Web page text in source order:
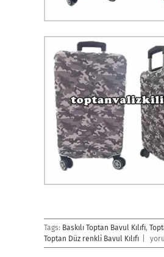
Tags: Baskılı Toptan Bavul Kılıfı,
Toptan Düz renkli Bavul Kılıfı